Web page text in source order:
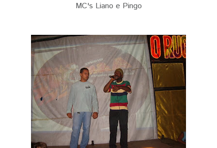
MC's Liano e Pingo